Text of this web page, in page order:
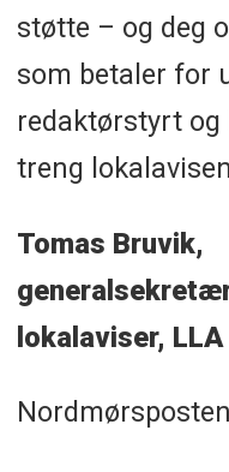
støtte – og deg
som betaler for
redaktørstyrt
treng
Tomas Bruvik,
lokalaviser, LLA